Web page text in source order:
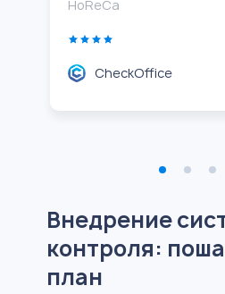
HoReCa
CheckOffice
Внедрение
контроля:
план